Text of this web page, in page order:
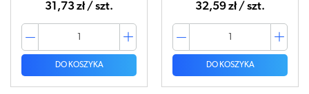
31,73 zł / szt.
DO KOSZYKA
32,59 zł / szt.
DO KOSZYKA